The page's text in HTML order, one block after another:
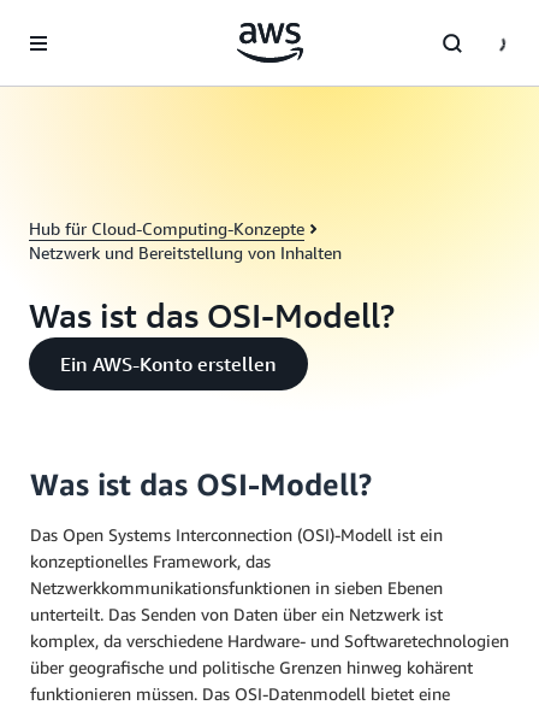
Überspringen zum Hauptinhalt
Hub für Cloud-Computing-Konzepte
Netzwerk und Bereitstellung von Inhalten
Was ist das OSI-Modell?
Ein AWS-Konto erstellen
Was ist das OSI-Modell?
Das Open Systems Interconnection (OSI)-Modell ist ein
konzeptionelles Framework, das
Netzwerkkommunikationsfunktionen in sieben Ebenen
unterteilt. Das Senden von Daten über ein Netzwerk ist
komplex, da verschiedene Hardware- und Softwaretechnologien
über geografische und politische Grenzen hinweg kohärent
funktionieren müssen. Das OSI-Datenmodell bietet eine